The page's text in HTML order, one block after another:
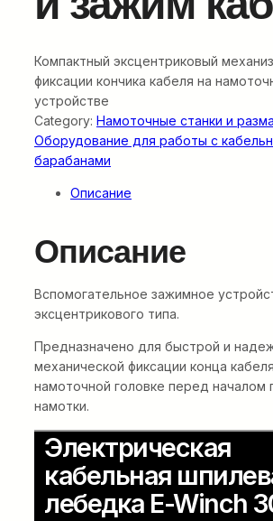
Компактный эксцентриковый
фиксации кончика кабеля на
устройстве
Category: Намоточные станки и
Оборудование для работы с
барабанами
Описание
Описание
Вспомогательное зажимное
эксцентрикового типа.
Предназначено для быстрой и
механической фиксации конца
намоточной головке перед началом
намотки.
Электрическая
кабельная
лебедка E-Winch